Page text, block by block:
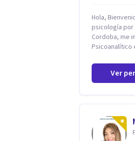
Hola,
psicología por
Cordoba, me
Psicoanalítico
prejuicios y
caso, sin
todas las
cuestiones
generar cambios. Soy una persona
formación,
Ver